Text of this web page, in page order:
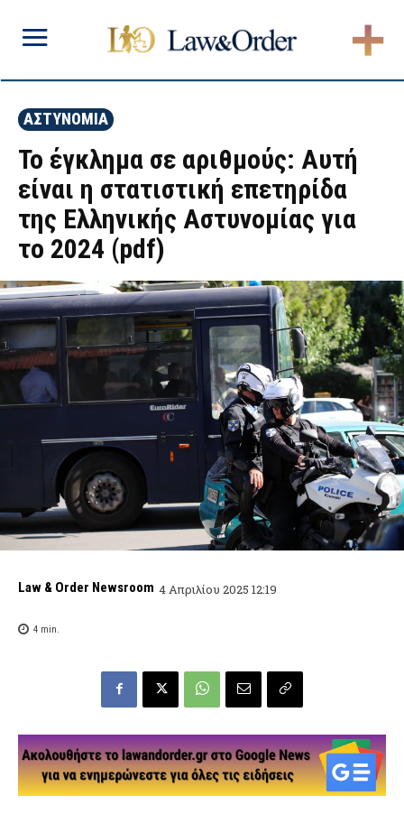
ΑΣΤΥΝΟΜΙΑ
Το έγκλημα σε αριθμούς: Αυτή
είναι η στατιστική επετηρίδα
της Ελληνικής Αστυνομίας για
το 2024 (pdf)
Law & Order Newsroom 4 Απριλίου 2025 12:19
4 min.